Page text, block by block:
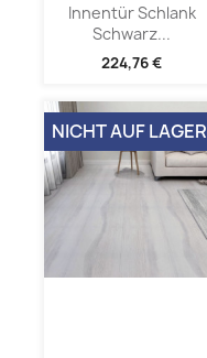
Innentür Schlank
Schwarz...
224,76 €
NICHT AUF LAGER